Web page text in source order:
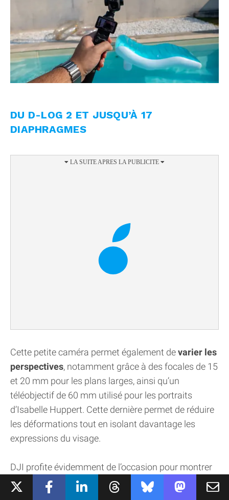
DU D-LOG 2 ET JUSQU’À 17
DIAPHRAGMES
Cette petite caméra permet également devarier les
perspectives, notamment grâce à des focales de 15
et 20 mm pour les plans larges, ainsi qu’un
téléobjectif de 60 mm utilisé pour les portraits
d’Isabelle Huppert. Cette dernière permet de réduire
les déformations tout en isolant davantage les
expressions du visage.
DJI profite évidemment de l’occasion pour montrer
que
le format de poche ne signifie plus
nécessairement faire de gros compromis sur